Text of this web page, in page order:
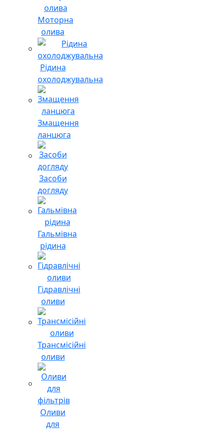
Моторна
олива
Рідина
охолоджувальна
Змащення
ланцюга
Засоби
догляду
Гальмівна
рідина
Гідравлічні
оливи
Трансмісійні
оливи
Оливи
для